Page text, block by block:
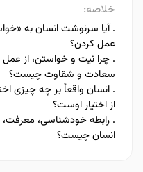
خلاصه:
. آیا سرنوشت انسان به
عمل کردن؟
. چرا نیت و خواستن، از
سعادت و شقاوت چیست؟
. انسان واقعاً بر چه چیزی
از اختیار اوست؟
. رابطه خودشناسی، معرفت،
انسان چیست؟